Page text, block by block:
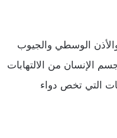
الوسطي والجيوب
الإنسان من الالتهابات
التي تخص دواء